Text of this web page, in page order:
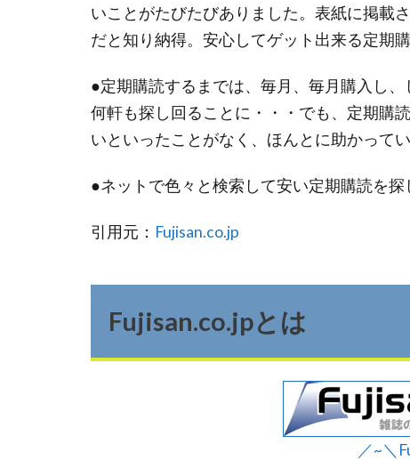
いことがたびたびありました。表紙に掲載
だと知り納得。安心してゲット出来る定期
●定期購読するまでは、毎月、毎月購入し
何軒も探し回ることに・・・でも、定期購
いといったことがなく、ほんとに助かってい
●ネットで色々と検索して安い定期購読を探
引用元： Fujisan.co.jp
Fujisan.co.jpとは
／~＼